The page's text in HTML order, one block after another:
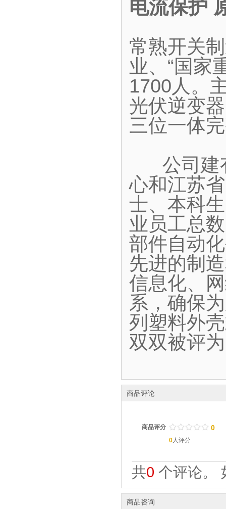
电流保护
常熟开关
业、“国家
1700人。
光伏逆变
三位一体
公司建
心和江苏
士、本科
业员工总
部件自动
先进的制
信息化、
系，确保
列塑料外
双双被评
商品评论
商品评分 / / / / /
. . . . . 0
0人评分
共0 个评论。
商品咨询